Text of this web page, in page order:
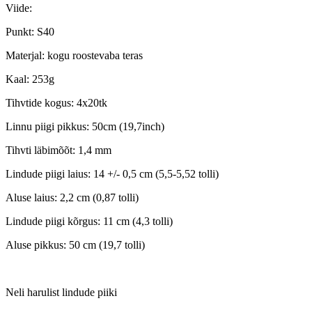
Viide:
Punkt: S40
Materjal: kogu roostevaba teras
Kaal: 253g
Tihvtide kogus: 4x20tk
Linnu piigi pikkus: 50cm (19,7inch)
Tihvti läbimõõt: 1,4 mm
Lindude piigi laius: 14 +/- 0,5 cm (5,5-5,52 tolli)
Aluse laius: 2,2 cm (0,87 tolli)
Lindude piigi kõrgus: 11 cm (4,3 tolli)
Aluse pikkus: 50 cm (19,7 tolli)
Neli harulist lindude piiki